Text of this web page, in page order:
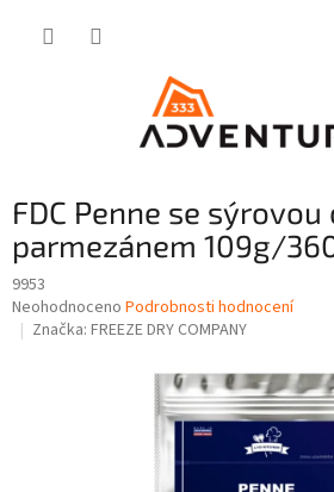
FDC Penne se
parmezánem 109g/
9953
Průměrné
hodnocení
Neohodnoceno Podrobnosti hodnocení
Značka: FREEZE DRY COMPANY